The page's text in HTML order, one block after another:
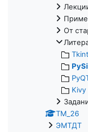
От
Kivy
ТМ_26
ЭМТДТ